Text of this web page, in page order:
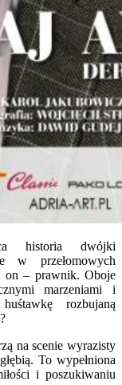
historia dwójki
w przełomowych
on – prawnik. Oboje
marzeniami i
rozbujaną
na scenie wyrazisty
To wypełniona
i poszukiwaniu